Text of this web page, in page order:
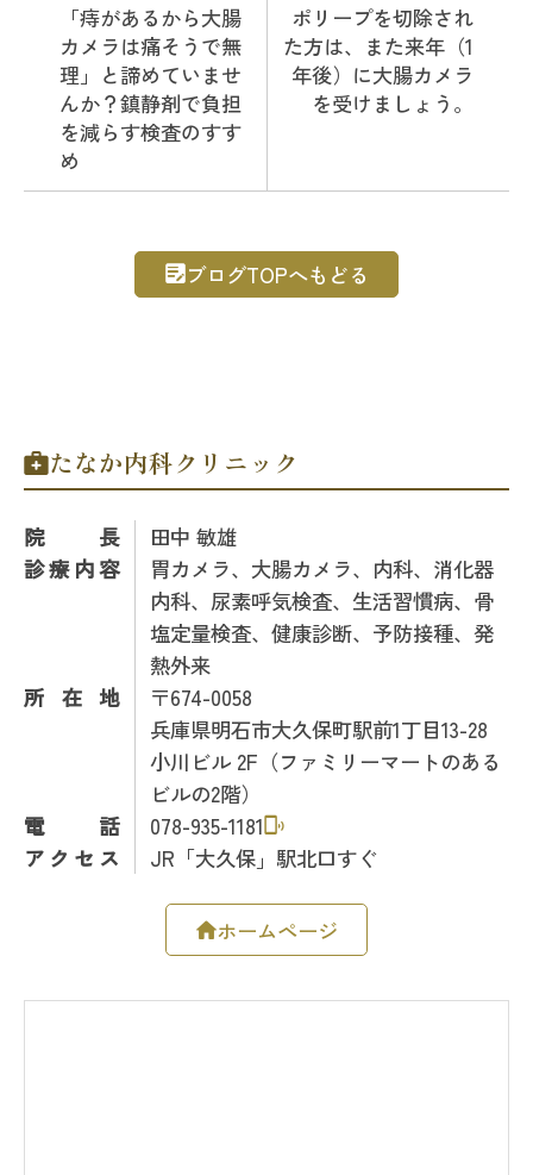
「痔があるから大腸
カメラは痛そうで無
理」と諦めていませ
んか？鎮静剤で負担
を減らす検査のすす
め
ポリープを切除され
た方は、また来年（1
年後）に大腸カメラ
を受けましょう。
ブログTOPへもどる
たなか内科クリニック
院長
田中 敏雄
診療内容
胃カメラ、大腸カメラ、内科、消化器
内科、尿素呼気検査、生活習慣病、骨
塩定量検査、健康診断、予防接種、発
熱外来
所在地
〒674-0058
兵庫県明石市大久保町駅前1丁目13-28
小川ビル 2F（ファミリーマートのある
ビルの2階）
電話
078-935-1181
アクセス
JR「大久保」駅北口すぐ
ホームページ